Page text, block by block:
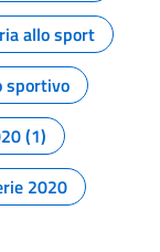
allo sport
sportivo
(1)
2020